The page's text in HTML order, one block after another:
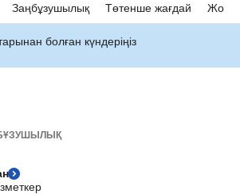
Заңбұзушылық Төтенше жағдай Жол
болған күндеріңіз